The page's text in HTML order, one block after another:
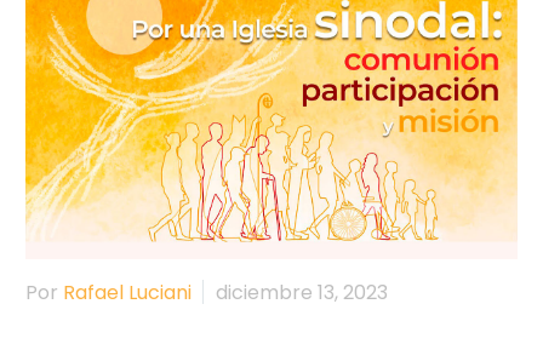
Por Rafael Luciani diciembre 13, 2023